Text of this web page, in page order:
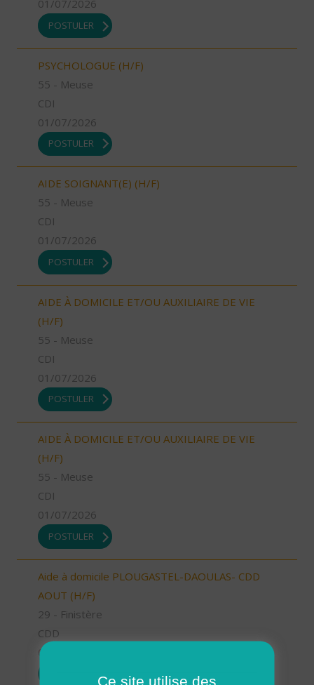
01/07/2026
POSTULER
PSYCHOLOGUE (H/F)
55 - Meuse
CDI
01/07/2026
POSTULER
AIDE SOIGNANT(E) (H/F)
55 - Meuse
CDI
01/07/2026
POSTULER
AIDE À DOMICILE ET/OU AUXILIAIRE DE VIE
(H/F)
55 - Meuse
CDI
01/07/2026
POSTULER
AIDE À DOMICILE ET/OU AUXILIAIRE DE VIE
(H/F)
55 - Meuse
CDI
01/07/2026
POSTULER
Aide à domicile PLOUGASTEL-DAOULAS- CDD
AOUT (H/F)
29 - Finistère
CDD
01/07/2026
Ce site utilise des